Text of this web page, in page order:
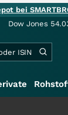
bei
Dow Jones